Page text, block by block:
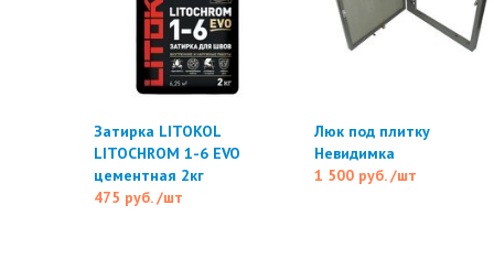
Затирка LITOKOL
LITOCHROM 1-6 EVO
цементная 2кг
475 руб./шт
Люк под плитку
Невидимка
1 500 руб./шт